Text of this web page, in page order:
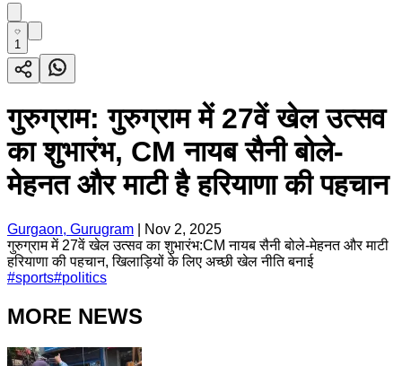
1
गुरुग्राम: गुरुग्राम में 27वें खेल उत्सव
का शुभारंभ, CM नायब सैनी बोले-
मेहनत और माटी है हरियाणा की पहचान
Gurgaon, Gurugram
Nov 2, 2025
गुरुग्राम में 27वें खेल उत्सव का शुभारंभ:CM नायब सैनी बोले-मेहनत और माटी
हरियाणा की पहचान, खिलाड़ियों के लिए अच्छी खेल नीति बनाई
#sports#politics
MORE NEWS